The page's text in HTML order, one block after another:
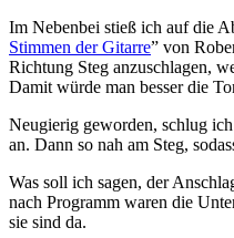
Im Nebenbei stieß ich auf die
Stimmen der Gitarre” von
Richtung Steg anzuschlagen,
Damit würde man besser die
Neugierig geworden, schlug
an. Dann so nah am Steg,
Was soll ich sagen, der
nach Programm waren die
sie sind da.